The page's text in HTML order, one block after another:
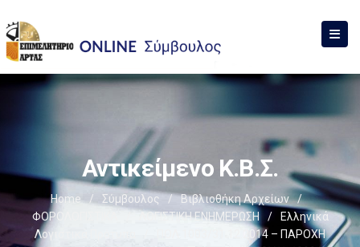
Αντικείμενο Κ.Β.Σ.
Home / Σύμβουλος / Βιβλιοθήκη Αρχείων
/
ΦΟΡΟΛΟΓΙΣΤΙΚΑ
ΛΟΓΙΣΤΙΚΗ ΕΝΗΜΕΡΩΣΗ /
Ελληνικά
Λογιστικά Πρότυπα
ΠΟΛ.1003/31.12.2014 – ΠΑΡΟΧΗ